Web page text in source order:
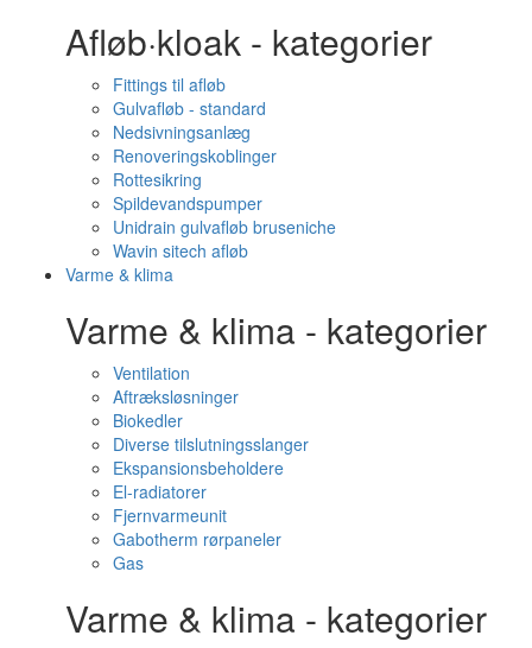
Afløb·kloak - kategorier
Fittings til afløb
Gulvafløb - standard
Nedsivningsanlæg
Renoveringskoblinger
Rottesikring
Spildevandspumper
Unidrain gulvafløb bruseniche
Wavin sitech afløb
Varme & klima
Varme & klima - kategorier
Ventilation
Aftræksløsninger
Biokedler
Diverse tilslutningsslanger
Ekspansionsbeholdere
El-radiatorer
Fjernvarmeunit
Gabotherm rørpaneler
Gas
Varme & klima - kategorier